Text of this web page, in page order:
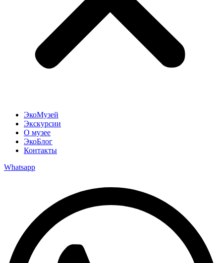
ЭкоМузей
Экскурсии
О музее
ЭкоБлог
Контакты
Whatsapp